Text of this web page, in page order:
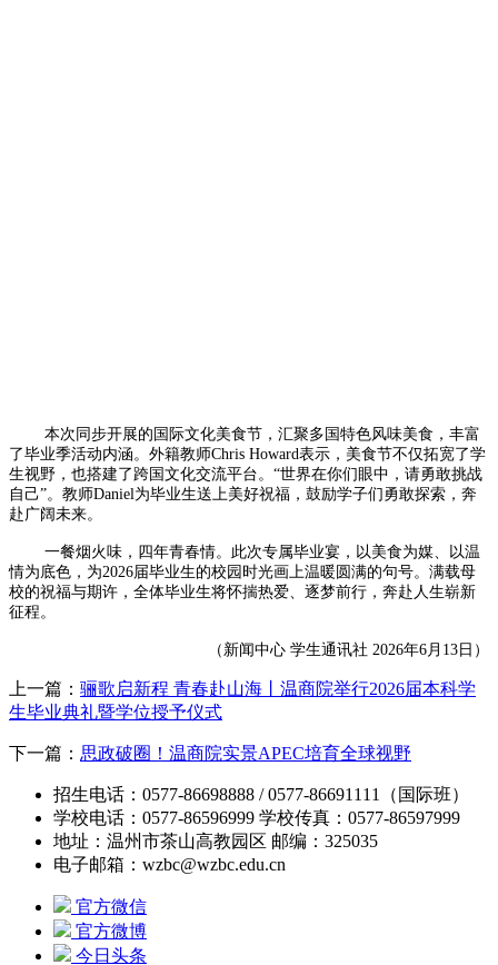
本次同步开展的国际文化美食节，汇聚多国特色风味美食，丰富
了毕业季活动内涵。外籍教师Chris Howard表示，美食节不仅拓宽了学
生视野，也搭建了跨国文化交流平台。“世界在你们眼中，请勇敢挑战
自己”。教师Daniel为毕业生送上美好祝福，鼓励学子们勇敢探索，奔
赴广阔未来。
一餐烟火味，四年青春情。此次专属毕业宴，以美食为媒、以温
情为底色，为2026届毕业生的校园时光画上温暖圆满的句号。满载母
校的祝福与期许，全体毕业生将怀揣热爱、逐梦前行，奔赴人生崭新
征程。
（新闻中心 学生通讯社 2026年6月13日）
上一篇： 骊歌启新程 青春赴山海丨温商院举行2026届本科学
生毕业典礼暨学位授予仪式
下一篇： 思政破圈！温商院实景APEC培育全球视野
招生电话：0577-86698888 / 0577-86691111（国际班）
学校电话：0577-86596999 学校传真：0577-86597999
地址：温州市茶山高教园区 邮编：325035
电子邮箱：wzbc@wzbc.edu.cn
官方微信
官方微博
今日头条